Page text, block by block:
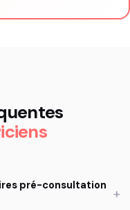
pré-consultation +